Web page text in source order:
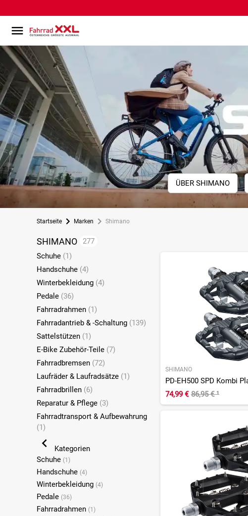
ÜBER SHIMANO
Startseite Marken Shimano
SHIMANO
277
Schuhe (1)
Handschuhe (4)
Winterbekleidung (4)
Pedale (36)
Fahrradrahmen (1)
Fahrradantrieb & -Schaltung (139)
Sattelstützen (1)
E-Bike Zubehör-Teile (7)
Fahrradbremsen (72)
Laufräder & Laufradsätze (1)
Fahrradbrillen (6)
Reparatur & Pflege (3)
Fahrradtransport & Aufbewahrung
(1)
Kategorien
Schuhe (1)
Handschuhe (4)
Winterbekleidung (4)
Pedale (36)
Fahrradrahmen (1)
SHIMANO
PD-EH500 SPD Kombi
74,99 € 86,95 €¹